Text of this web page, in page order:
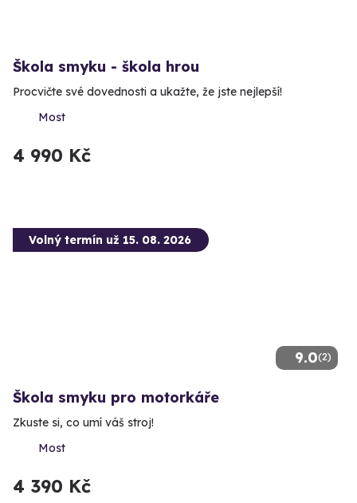
Škola smyku - škola hrou
Procvičte své dovednosti a ukažte, že jste nejlepší!
Most
4 990 Kč
9.0(2)
Volný termín už 15. 08. 2026
Škola smyku pro motorkáře
Zkuste si, co umí váš stroj!
Most
4 390 Kč